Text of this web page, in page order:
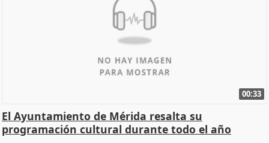
00:33
El Ayuntamiento de Mérida resalta su
programación cultural durante todo el año